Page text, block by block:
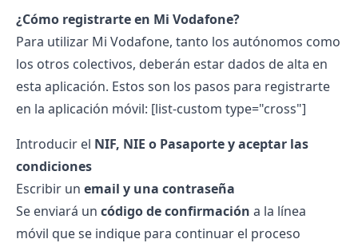
¿Cómo registrarte en Mi Vodafone?
Para utilizar Mi Vodafone, tanto los autónomos como
los otros colectivos, deberán estar dados de alta en
esta aplicación. Estos son los pasos para registrarte
en la aplicación móvil: [list-custom type="cross"]
Introducir el NIF, NIE o Pasaporte y aceptar las
condiciones
Escribir un email y una contraseña
Se enviará un código de confirmación a la línea
móvil que se indique para continuar el proceso